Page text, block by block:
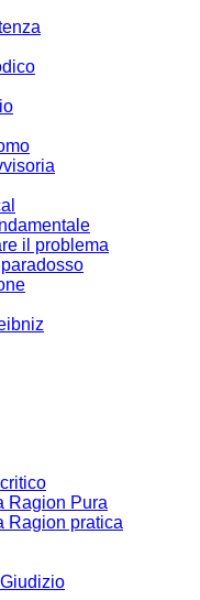
il problema
Ragion Pura
Ragion pratica